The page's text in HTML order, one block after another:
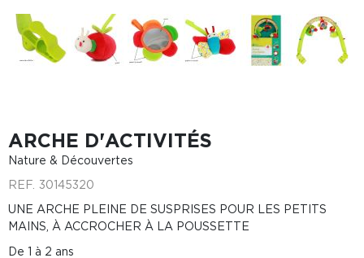
ARCHE D'ACTIVITÉS
Nature & Découvertes
REF. 30145320
UNE ARCHE PLEINE DE SUSPRISES POUR LES PETITS
MAINS, À ACCROCHER À LA POUSSETTE
De 1 à 2 ans